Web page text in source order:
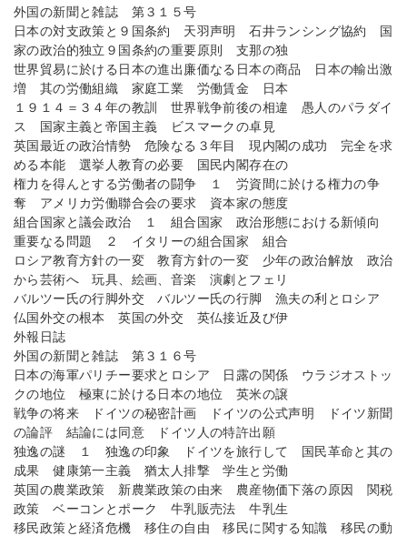
外国の新聞と雑誌 第３１５号
日本の対支政策と９国条約 天羽声明 石井ランシング協約 国
家の政治的独立９国条約の重要原則 支那の独
世界貿易に於ける日本の進出廉価なる日本の商品 日本の輸出激
増 其の労働組織 家庭工業 労働賃金 日本
１９１４＝３４年の教訓 世界戦争前後の相違 愚人のパラダイ
ス 国家主義と帝国主義 ビスマークの卓見
英国最近の政治情勢 危険なる３年目 現内閣の成功 完全を求
める本能 選挙人教育の必要 国民内閣存在の
権力を得んとする労働者の闘争 １ 労資間に於ける権力の争
奪 アメリカ労働聯合会の要求 資本家の態度
組合国家と議会政治 １ 組合国家 政治形態における新傾向
重要なる問題 ２ イタリーの組合国家 組合
ロシア教育方針の一変 教育方針の一変 少年の政治解放 政治
から芸術へ 玩具、絵画、音楽 演劇とフェリ
バルツー氏の行脚外交 バルツー氏の行脚 漁夫の利とロシア
仏国外交の根本 英国の外交 英仏接近及び伊
外報日誌
外国の新聞と雑誌 第３１６号
日本の海軍パリチー要求とロシア 日露の関係 ウラジオストッ
クの地位 極東に於ける日本の地位 英米の譲
戦争の将来 ドイツの秘密計画 ドイツの公式声明 ドイツ新聞
の論評 結論には同意 ドイツ人の特許出願
独逸の謎 １ 独逸の印象 ドイツを旅行して 国民革命と其の
成果 健康第一主義 猶太人排撃 学生と労働
英国の農業政策 新農業政策の由来 農産物価下落の原因 関税
政策 ベーコンとポーク 牛乳販売法 牛乳生
移民政策と経済危機 移住の自由 移民に関する知識 移民の動